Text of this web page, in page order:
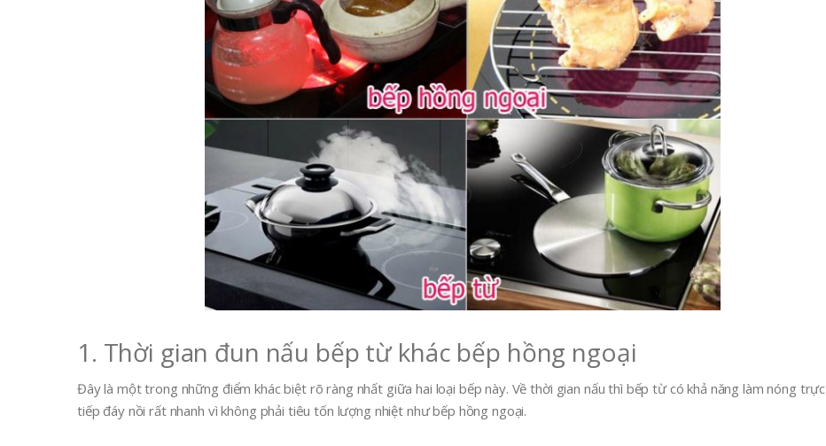
1. Thời gian đun nấu bếp từ khác bếp hồng ngoại
Đây là một trong những điểm khác biệt rõ ràng nhất giữa hai loại bếp này. Về thời gian nấu thì bếp từ có khả năng làm nóng trực
tiếp đáy nồi rất nhanh vì không phải tiêu tốn lượng nhiệt như bếp hồng ngoại.